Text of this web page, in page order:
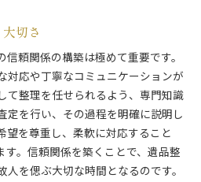
切さ
頼関係の構築は極めて重要です。
対応や丁寧なコミュニケーションが
て整理を任せられるよう、専門知識
定を行い、その過程を明確に説明し
望を尊重し、柔軟に対応すること
す。信頼関係を築くことで、遺品整
を偲ぶ大切な時間となるのです。